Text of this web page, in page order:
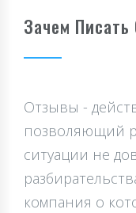
Зачем
Отзывы -
позволяющий
ситуации не
компания о